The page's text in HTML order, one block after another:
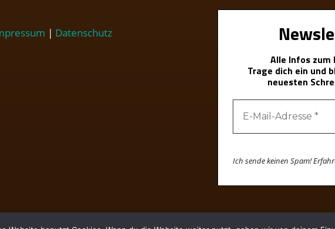
| Datenschutz
Alle Infos zum
Trage dich ein und
neuesten
Ich sende keinen Spam!